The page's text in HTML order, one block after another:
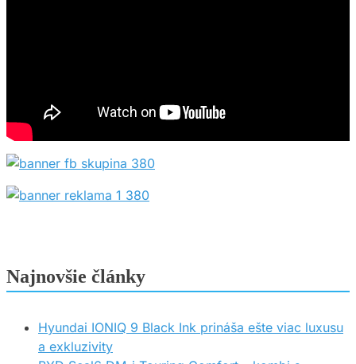
Najnovšie články
Hyundai IONIQ 9 Black Ink prináša ešte viac luxusu
a exkluzivity